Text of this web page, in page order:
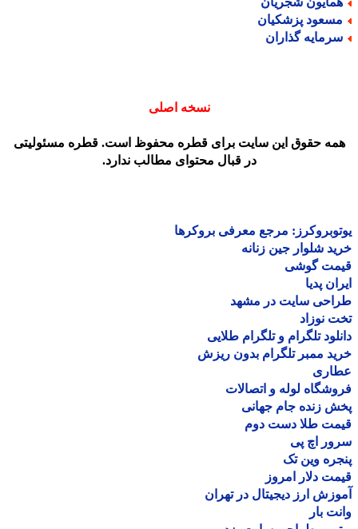
پزشکیان
گذاران
نسخه اصلی
حقوق این سایت برای قطره محفوظ است. قطره مسئولیتی
در قبال محتوای مطالب ندارد.
مرجع معرفی بروکرها
شلوار جین زنانه
گوشی
پدیا
سایت در مشهد
نوزاد
تلگرام و تلگرام طلایی
ممبر تلگرام بدون ریزش
لوله و اتصالات
زنده جام جهانی
طلا دست دوم
اچ پی
وین تک
دلار امروز
ارز دیجیتال در تهران
بار